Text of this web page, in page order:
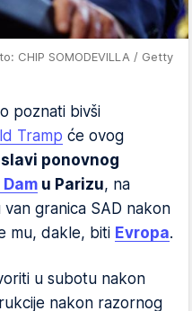
CHIP SOMODEVILLA / Getty
poznati bivši
Tramp će ovog
ponovnog
Dam u Parizu, na
granica SAD nakon
mu, dakle, biti Evropa.
u subotu nakon
nakon razornog